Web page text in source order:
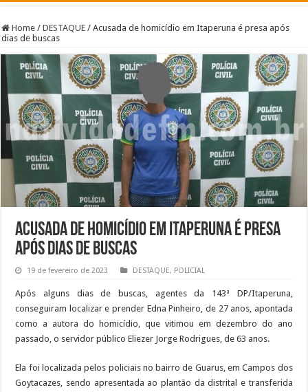
Home / DESTAQUE / Acusada de homicídio em Itaperuna é presa após
dias de buscas
Acusada de homicídio em Itaperuna é presa
após dias de buscas
19 de fevereiro de 2023 DESTAQUE, POLICIAL
Após alguns dias de buscas, agentes da 143ª DP/Itaperuna,
conseguiram localizar e prender Edna Pinheiro, de 27 anos, apontada
como a autora do homicídio, que vitimou em dezembro do ano
passado, o servidor público Eliezer Jorge Rodrigues, de 63 anos.
Ela foi localizada pelos policiais no bairro de Guarus, em Campos dos
Goytacazes, sendo apresentada ao plantão da distrital e transferida